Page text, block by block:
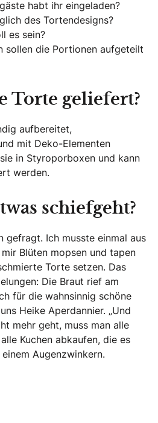
habt ihr eingeladen?
des Tortendesigns?
es sein?
sollen die Portionen aufgeteilt
Torte geliefert?
aufbereitet,
mit Deko-Elementen
in Styroporboxen und kann
werden.
schiefgeht?
gefragt. Ich musste einmal aus
Blüten mopsen und tapen
Torte setzen. Das
Die Braut rief am
für die wahnsinnig schöne
Heike Aperdannier. „Und
mehr geht, muss man alle
Kuchen abkaufen, die es
Augenzwinkern.